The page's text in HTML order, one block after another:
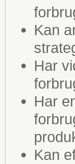
Kan
Har
Har
Kan